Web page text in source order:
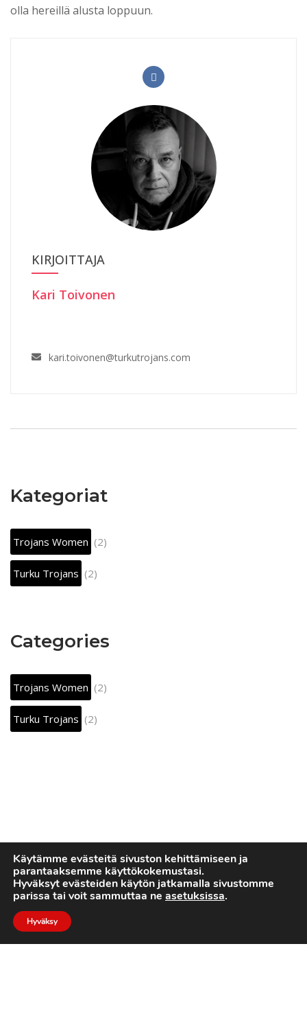
olla hereillä alusta loppuun.
KIRJOITTAJA
Kari Toivonen
kari.toivonen@turkutrojans.com
Kategoriat
Trojans Women (2)
Turku Trojans (2)
Categories
Trojans Women (2)
Turku Trojans (2)
Käytämme evästeitä sivuston kehittämiseen ja
parantaaksemme käyttökokemustasi.
Hyväksyt evästeiden käytön jatkamalla sivustomme
parissa tai voit sammuttaa ne asetuksissa.
Hyväksy